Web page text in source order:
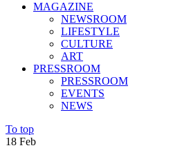
MAGAZINE
NEWSROOM
LIFESTYLE
CULTURE
ART
PRESSROOM
PRESSROOM
EVENTS
NEWS
To top
18 Feb